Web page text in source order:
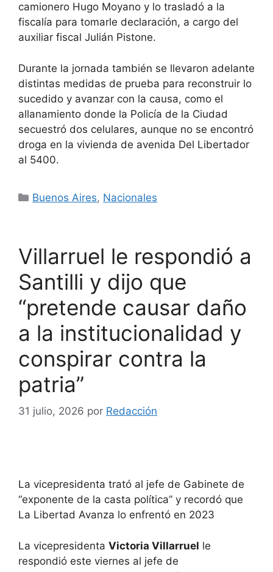
camionero Hugo Moyano y lo trasladó a la
fiscalía para tomarle declaración, a cargo del
auxiliar fiscal Julián Pistone.
Durante la jornada también se llevaron adelante
distintas medidas de prueba para reconstruir lo
sucedido y avanzar con la causa, como el
allanamiento donde la Policía de la Ciudad
secuestró dos celulares, aunque no se encontró
droga en la vivienda de avenida Del Libertador
al 5400.
Categorías
Buenos Aires, Nacionales
Villarruel le respondió a
Santilli y dijo que
“pretende causar daño
a la institucionalidad y
conspirar contra la
patria”
31 julio, 2026 por Redacción
La vicepresidenta trató al jefe de Gabinete de
“exponente de la casta política” y recordó que
La Libertad Avanza lo enfrentó en 2023
La vicepresidenta Victoria Villarruel le
respondió este viernes al jefe de